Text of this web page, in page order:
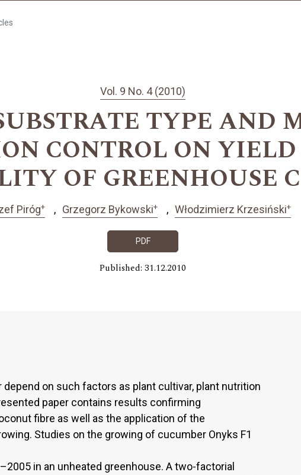
Vol. 9 No. 4 (2010)
TYPE AND
CONTROL ON
OF GREENHOUSE
Piróg+ Grzegorz Bykowski+ Włodzimierz Krzesiński+
PDF
Published: 31.12.2010
on such factors as plant cultivar, plant nutrition
paper contains results confirming
fibre as well as the application of the
Studies on the growing of cucumber Onyks F1
in an unheated greenhouse. A two-factorial